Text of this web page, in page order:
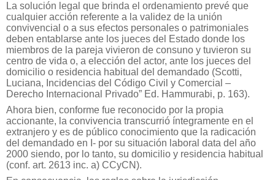
La solución legal que brinda el ordenamiento prevé que
cualquier acción referente a la validez de la unión
convivencial o a sus efectos personales o patrimoniales
deben entablarse ante los jueces del Estado donde los
miembros de la pareja vivieron de consuno y tuvieron su
centro de vida o, a elección del actor, ante los jueces del
domicilio o residencia habitual del demandado (Scotti,
Luciana, Incidencias del Código Civil y Comercial –
Derecho Internacional Privado” Ed. Hammurabi, p. 163).
Ahora bien, conforme fue reconocido por la propia
accionante, la convivencia transcurrió íntegramente en el
extranjero y es de público conocimiento que la radicación
del demandado en I- por su situación laboral data del año
2000 siendo, por lo tanto, su domicilio y residencia habitual
(conf. art. 2613 inc. a) CCyCN).